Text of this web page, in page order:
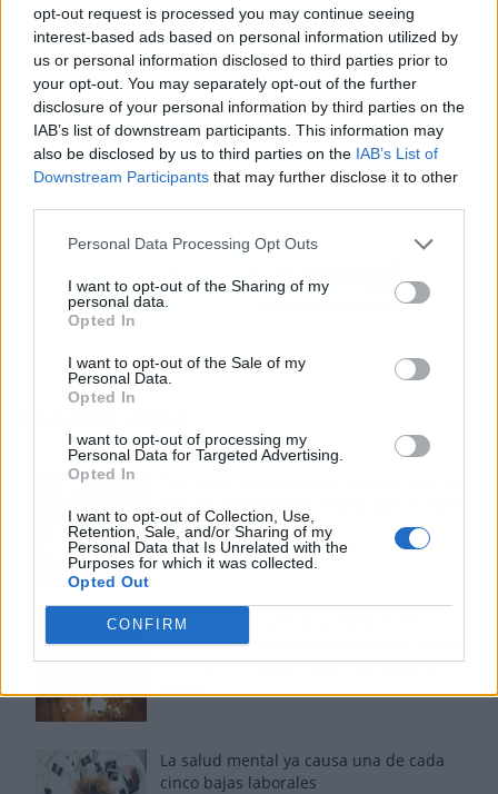
opt-out request is processed you may continue seeing
interest-based ads based on personal information utilized by
us or personal information disclosed to third parties prior to
your opt-out. You may separately opt-out of the further
disclosure of your personal information by third parties on the
IAB’s list of downstream participants. This information may
also be disclosed by us to third parties on the IAB’s List of
Downstream Participants that may further disclose it to other
Personal Data Processing Opt Outs
I want to opt-out of the Sharing of my
personal data.
Opted In
I want to opt-out of the Sale of my
Personal Data.
Opted In
I want to opt-out of processing my
Personal Data for Targeted Advertising.
Opted In
I want to opt-out of Collection, Use,
Retention, Sale, and/or Sharing of my
Personal Data that Is Unrelated with the
Purposes for which it was collected.
Opted Out
CONFIRM
del tiempo
Fuego en los cuernos y millones en
ayudas: la rebelión antitaurina en Alfafar
enciende el debate sobre los 'bous al
La salud mental ya causa una de cada
cinco bajas laborales